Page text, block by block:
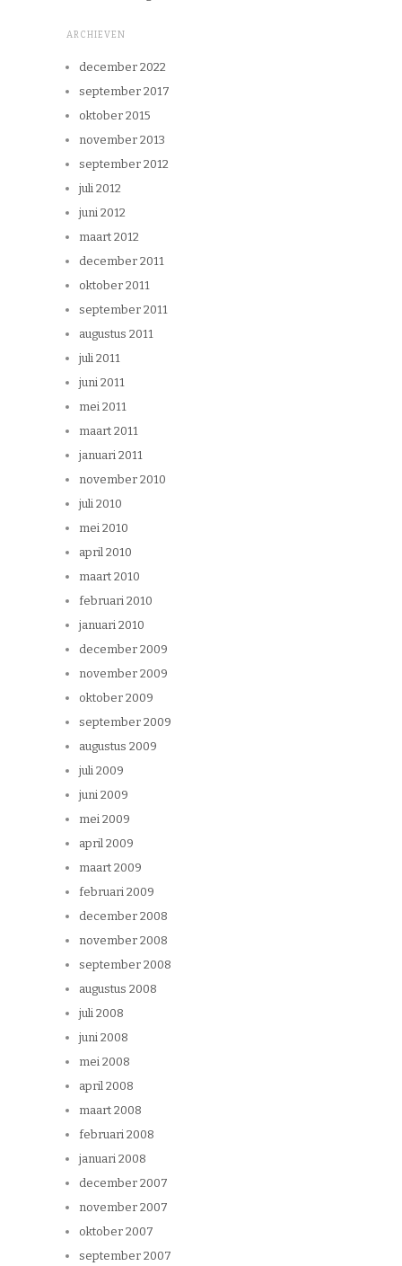
ARCHIEVEN
december 2022
september 2017
oktober 2015
november 2013
september 2012
juli 2012
juni 2012
maart 2012
december 2011
oktober 2011
september 2011
augustus 2011
juli 2011
juni 2011
mei 2011
maart 2011
januari 2011
november 2010
juli 2010
mei 2010
april 2010
maart 2010
februari 2010
januari 2010
december 2009
november 2009
oktober 2009
september 2009
augustus 2009
juli 2009
juni 2009
mei 2009
april 2009
maart 2009
februari 2009
december 2008
november 2008
september 2008
augustus 2008
juli 2008
juni 2008
mei 2008
april 2008
maart 2008
februari 2008
januari 2008
december 2007
november 2007
oktober 2007
september 2007